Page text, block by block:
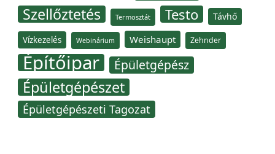
Szellőztetés Termosztát Testo Távhő
Vízkezelés Webinárium Weishaupt Zehnder
Építőipar Épületgépész
Épületgépészet
Épületgépészeti Tagozat